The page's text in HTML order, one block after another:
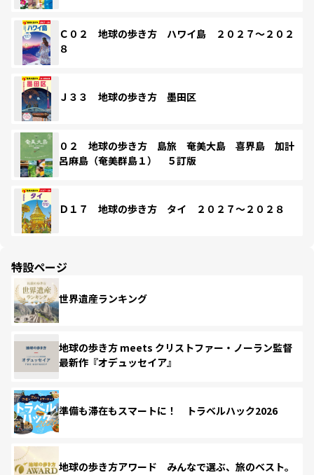
Ｃ０２ 地球の歩き方 ハワイ島 ２０２７～２０２
８
Ｊ３３ 地球の歩き方 墨田区
０２ 地球の歩き方 島旅 奄美大島 喜界島 加計
呂麻島（奄美群島１） ５訂版
Ｄ１７ 地球の歩き方 タイ ２０２７～２０２８
特設ページ
世界遺産ランキング
地球の歩き方 meets クリストファー・ノーラン監督
最新作『オデュッセイア』
準備も滞在もスマートに！ トラベルハック2026
地球の歩き方アワード みんなで選ぶ、旅のベスト。